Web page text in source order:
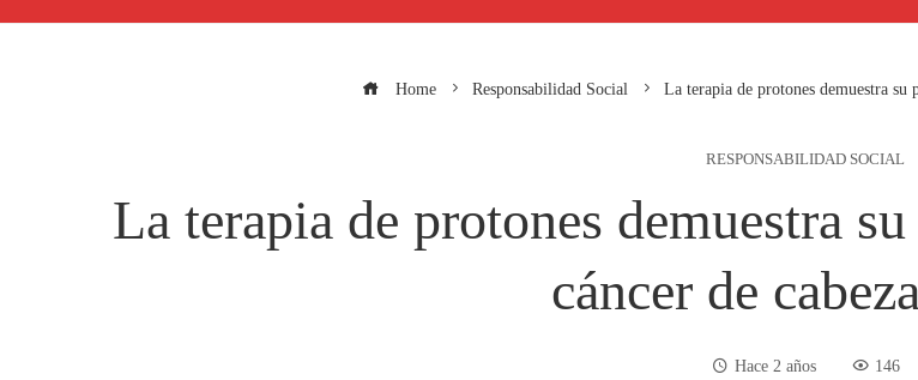
Home Responsabilidad Social La terapia de protones demuestra su
RESPONSABILIDAD SOCIAL
La terapia de protones demuestra
cáncer de
Hace 2 años 146